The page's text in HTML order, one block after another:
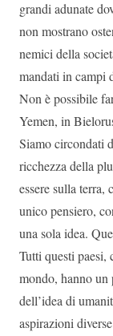
grandi adunate
non mostrano
nemici della
mandati in campi
Non è possibile
Yemen, in
Siamo circondati
ricchezza della
essere sulla
unico pensiero,
una sola idea.
Tutti questi paesi,
mondo, hanno un
dell’idea di
aspirazioni